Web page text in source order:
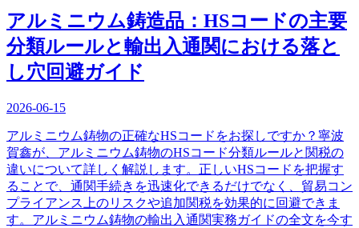
アルミニウム鋳造品：HSコードの主要
分類ルールと輸出入通関における落と
し穴回避ガイド
2026-06-15
アルミニウム鋳物の正確なHSコードをお探しですか？寧波
賀鑫が、アルミニウム鋳物のHSコード分類ルールと関税の
違いについて詳しく解説します。正しいHSコードを把握す
ることで、通関手続きを迅速化できるだけでなく、貿易コン
プライアンス上のリスクや追加関税を効果的に回避できま
す。アルミニウム鋳物の輸出入通関実務ガイドの全文を今す